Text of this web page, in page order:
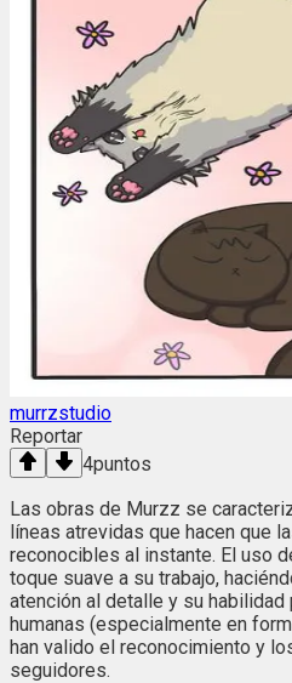
murrzstudio
Reportar
4puntos
Las obras de Murzz se
líneas atrevidas que hacen que
reconocibles al instante. El uso
toque suave a su trabajo,
atención al detalle y su
humanas (especialmente en
han valido el reconocimiento y
seguidores.